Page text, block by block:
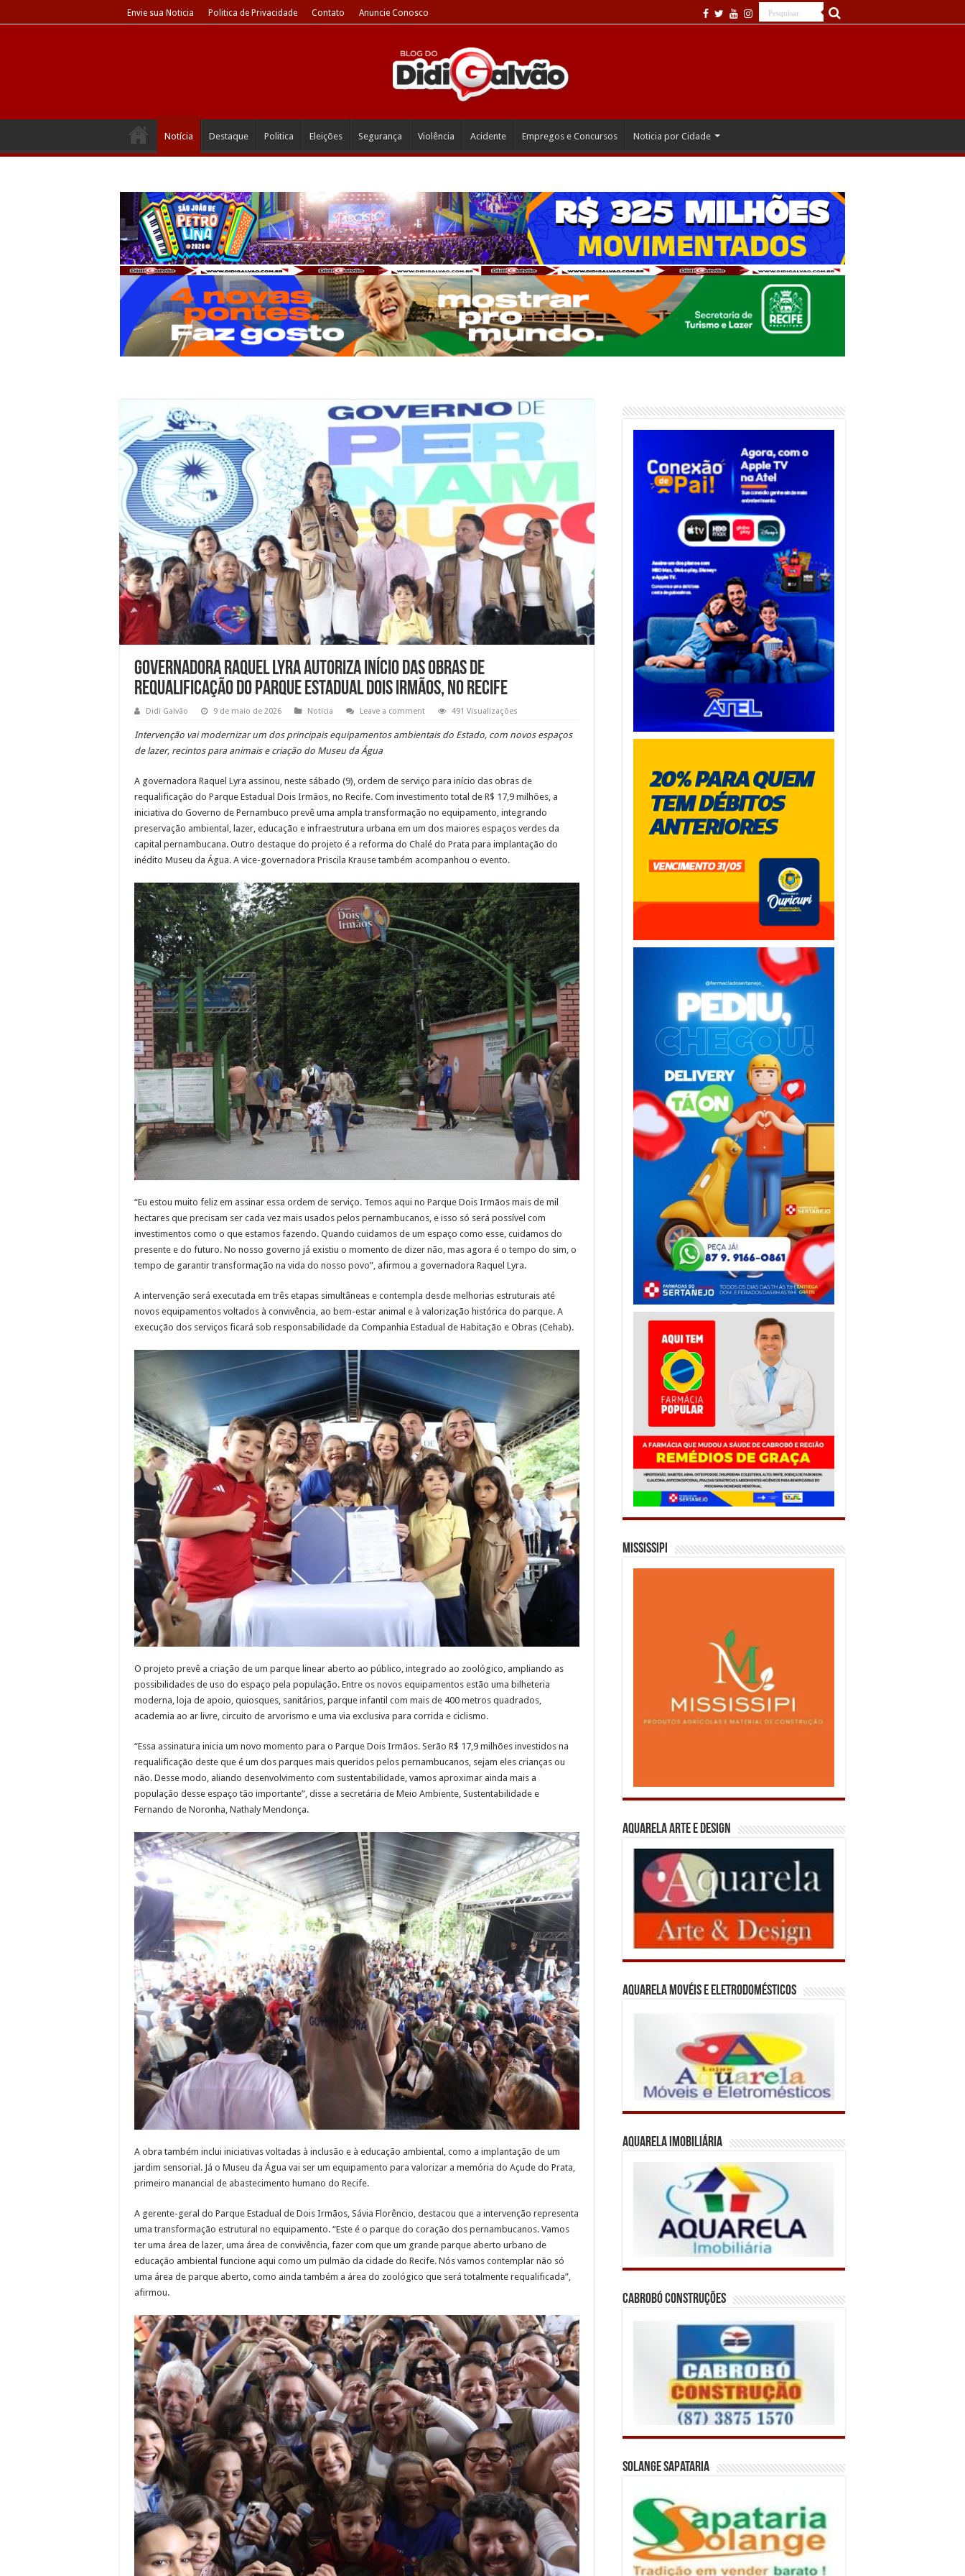
Envie sua Noticia Politica de Privacidade Contato Anuncie Conosco
Notícia Destaque Politica Eleições Segurança Violência Acidente Empregos e Concursos Noticia por Cidade
Governadora Raquel Lyra autoriza início das obras de
requalificação do Parque Estadual Dois Irmãos, no Recife
Didi Galvão 9 de maio de 2026 Notícia Leave a comment 491 Visualizações
Intervenção vai modernizar um dos principais equipamentos ambientais do Estado, com novos espaços
de lazer, recintos para animais e criação do Museu da Água
A governadora Raquel Lyra assinou, neste sábado (9), ordem de serviço para início das obras de
requalificação do Parque Estadual Dois Irmãos, no Recife. Com investimento total de R$ 17,9 milhões, a
iniciativa do Governo de Pernambuco prevê uma ampla transformação no equipamento, integrando
preservação ambiental, lazer, educação e infraestrutura urbana em um dos maiores espaços verdes da
capital pernambucana. Outro destaque do projeto é a reforma do Chalé do Prata para implantação do
inédito Museu da Água. A vice-governadora Priscila Krause também acompanhou o evento.
“Eu estou muito feliz em assinar essa ordem de serviço. Temos aqui no Parque Dois Irmãos mais de mil
hectares que precisam ser cada vez mais usados pelos pernambucanos, e isso só será possível com
investimentos como o que estamos fazendo. Quando cuidamos de um espaço como esse, cuidamos do
presente e do futuro. No nosso governo já existiu o momento de dizer não, mas agora é o tempo do sim, o
tempo de garantir transformação na vida do nosso povo”, afirmou a governadora Raquel Lyra.
A intervenção será executada em três etapas simultâneas e contempla desde melhorias estruturais até
novos equipamentos voltados à convivência, ao bem-estar animal e à valorização histórica do parque. A
execução dos serviços ficará sob responsabilidade da Companhia Estadual de Habitação e Obras (Cehab).
O projeto prevê a criação de um parque linear aberto ao público, integrado ao zoológico, ampliando as
possibilidades de uso do espaço pela população. Entre os novos equipamentos estão uma bilheteria
moderna, loja de apoio, quiosques, sanitários, parque infantil com mais de 400 metros quadrados,
academia ao ar livre, circuito de arvorismo e uma via exclusiva para corrida e ciclismo.
“Essa assinatura inicia um novo momento para o Parque Dois Irmãos. Serão R$ 17,9 milhões investidos na
requalificação deste que é um dos parques mais queridos pelos pernambucanos, sejam eles crianças ou
não. Desse modo, aliando desenvolvimento com sustentabilidade, vamos aproximar ainda mais a
população desse espaço tão importante”, disse a secretária de Meio Ambiente, Sustentabilidade e
Fernando de Noronha, Nathaly Mendonça.
A obra também inclui iniciativas voltadas à inclusão e à educação ambiental, como a implantação de um
jardim sensorial. Já o Museu da Água vai ser um equipamento para valorizar a memória do Açude do Prata,
primeiro manancial de abastecimento humano do Recife.
A gerente-geral do Parque Estadual de Dois Irmãos, Sávia Florêncio, destacou que a intervenção representa
uma transformação estrutural no equipamento. “Este é o parque do coração dos pernambucanos. Vamos
ter uma área de lazer, uma área de convivência, fazer com que um grande parque aberto urbano de
educação ambiental funcione aqui como um pulmão da cidade do Recife. Nós vamos contemplar não só
uma área de parque aberto, como ainda também a área do zoológico que será totalmente requalificada”,
afirmou.
Mississipi
Aquarela Arte e Design
Aquarela Movéis e Eletrodomésticos
Aquarela Imobiliária
Cabrobó Construções
Solange Sapataria